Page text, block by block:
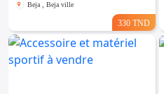
Beja , Beja ville
330 TND